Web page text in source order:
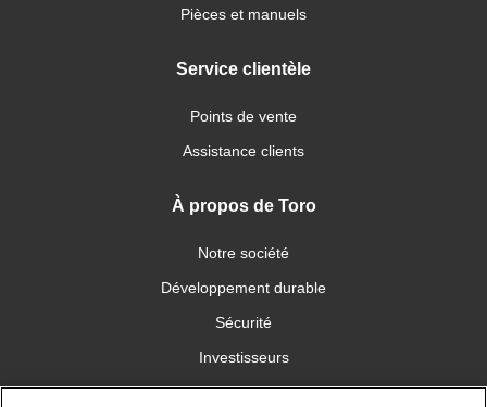
Pièces et manuels
Service clientèle
Points de vente
Assistance clients
À propos de Toro
Notre société
Développement durable
Sécurité
Investisseurs
Carrières